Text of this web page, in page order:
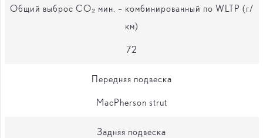
Общий выброс CO₂ мин. – комбинированный по WLTP (г/
км)
72
Передняя подвеска
MacPherson strut
Задняя подвеска